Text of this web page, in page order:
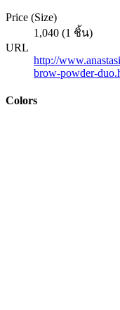
Price (Size)
1,040 (1 ชิ้น)
URL
http://
brow-powder-
Colors